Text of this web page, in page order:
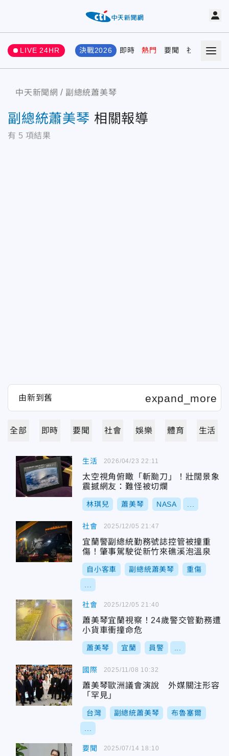
LIVE 24HR 決戰2026 即時 熱門 要聞 社會 娛樂
中天新聞網 副總統蕭美琴
副總統蕭美琴 相關報導
有 5 項結果
全部 即時 要聞 社會 娛樂 體育 生活
生活
太空視角俯瞰「斬颱刀」！壯闊景象
震撼網友：難怪被切爛
林琪兒 蕭美琴 NASA
2026/04/23 22:11
社會
宜蘭警副總統勤務號誌控管被撞重
傷！肇事駕駛從新竹來礁溪泡溫泉
自小客車 副總統蕭美琴 重傷
2025/12/05 21:47
社會
蕭美琴宜蘭視察！24歲警交管勤務遭
小貨車衝撞命危
蕭美琴 宜蘭 員警
2025/12/05 21:40
國際
蕭美琴歐洲議會演說 外媒關注形容
「罕見」
台灣 副總統蕭美琴 布魯塞爾
2025/11/08 10:32
要聞 2025/07/14 18:10